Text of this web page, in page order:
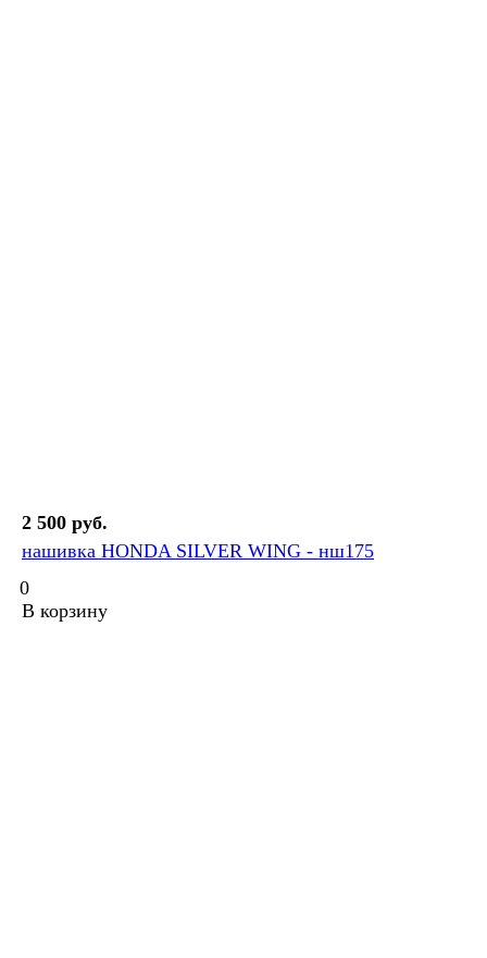
2 500 руб.
нашивка HONDA SILVER WING - нш175
0
В корзину